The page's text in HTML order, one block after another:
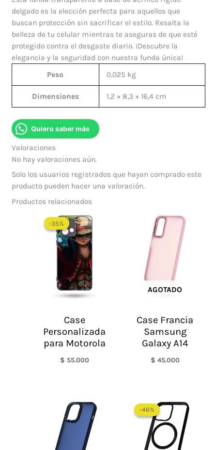
delgado es la elección perfecta para aquellos que
buscan protección sin sacrificar el estilo. Resalta la
belleza de tu celular mientras te aseguras de que esté
protegido contra el desgaste diario. ¡Descubre la
elegancia y la seguridad con nuestra funda única!
Peso
0,025 kg
Dimensiones 1,2 × 8,3 × 16,4 cm
Quiero saber más
Valoraciones
No hay valoraciones aún.
Solo los usuarios registrados que hayan comprado este
producto pueden hacer una valoración.
Productos relacionados
-35%
-35%
Case
Personalizada
para Motorola
$ 55.000
AGOTADO
Case Francia
Samsung
Galaxy A14
$ 45.000
-46%
-46%
precio
original
era:
$ 65.000.